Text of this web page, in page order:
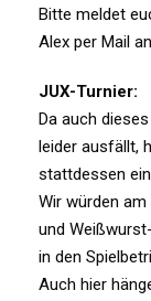
Bitte meldet
Alex per Mail
JUX-Turnier:
Da auch
leider ausfällt,
stattdessen
Wir würden
und
in den
Auch hier